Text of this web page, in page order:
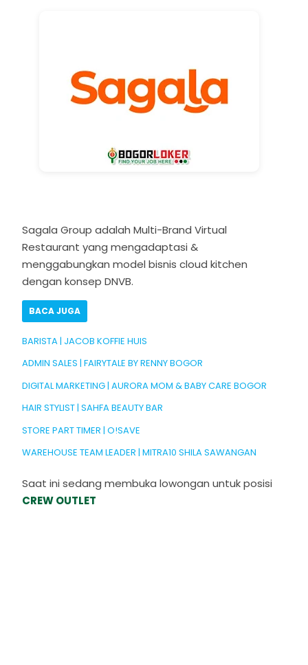
Sagala Group adalah Multi-Brand Virtual
Restaurant yang mengadaptasi &
menggabungkan model bisnis cloud kitchen
dengan konsep DNVB.
BACA JUGA
BARISTA | JACOB KOFFIE HUIS
ADMIN SALES | FAIRYTALE BY RENNY BOGOR
DIGITAL MARKETING | AURORA MOM & BABY CARE BOGOR
HAIR STYLIST | SAHFA BEAUTY BAR
STORE PART TIMER | O!SAVE
WAREHOUSE TEAM LEADER | MITRA10 SHILA SAWANGAN
Saat ini sedang membuka lowongan untuk posisi
CREW OUTLET